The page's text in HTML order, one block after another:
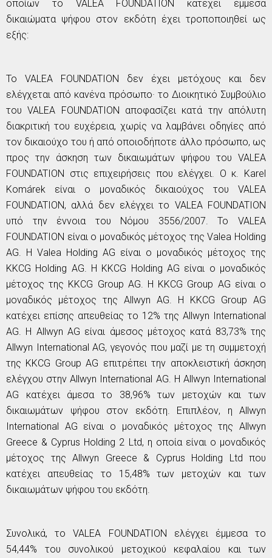
οποίων το VALEA FOUNDATION κατέχει έμμεσα
δικαιώματα ψήφου στον εκδότη έχει τροποποιηθεί ως
εξής:
Το VALEA FOUNDATION δεν έχει μετόχους και δεν
ελέγχεται από κανένα πρόσωπο· το Διοικητικό Συμβούλιο
του VALEA FOUNDATION αποφασίζει κατά την απόλυτη
διακριτική του ευχέρεια, χωρίς να λαμβάνει οδηγίες από
τον δικαιούχο του ή από οποιοδήποτε άλλο πρόσωπο, ως
προς την άσκηση των δικαιωμάτων ψήφου του VALEA
FOUNDATION στις επιχειρήσεις που ελέγχει. Ο κ. Karel
Komárek είναι ο μοναδικός δικαιούχος του VALEA
FOUNDATION, αλλά δεν ελέγχει το VALEA FOUNDATION
υπό την έννοια του Νόμου 3556/2007. Το VALEA
FOUNDATION είναι ο μοναδικός μέτοχος της Valea Holding
AG. Η Valea Holding AG είναι ο μοναδικός μέτοχος της
KKCG Holding AG. Η KKCG Holding AG είναι ο μοναδικός
μέτοχος της KKCG Group AG. Η KKCG Group AG είναι ο
μοναδικός μέτοχος της Allwyn AG. Η KKCG Group AG
κατέχει επίσης απευθείας το 12% της Allwyn International
AG. Η Allwyn AG είναι άμεσος μέτοχος κατά 83,73% της
Allwyn International AG, γεγονός που μαζί με τη συμμετοχή
της KKCG Group AG επιτρέπει την αποκλειστική άσκηση
ελέγχου στην Allwyn International AG. Η Allwyn International
AG κατέχει άμεσα το 38,96% των μετοχών και των
δικαιωμάτων ψήφου στον εκδότη. Επιπλέον, η Allwyn
International AG είναι ο μοναδικός μέτοχος της Allwyn
Greece & Cyprus Holding 2 Ltd, η οποία είναι ο μοναδικός
μέτοχος της Allwyn Greece & Cyprus Holding Ltd που
κατέχει απευθείας το 15,48% των μετοχών και των
δικαιωμάτων ψήφου του εκδότη.
Συνολικά, το VALEA FOUNDATION ελέγχει έμμεσα το
54,44% του συνολικού μετοχικού κεφαλαίου και των